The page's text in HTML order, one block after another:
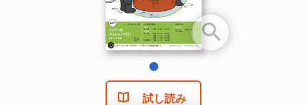
試し読み